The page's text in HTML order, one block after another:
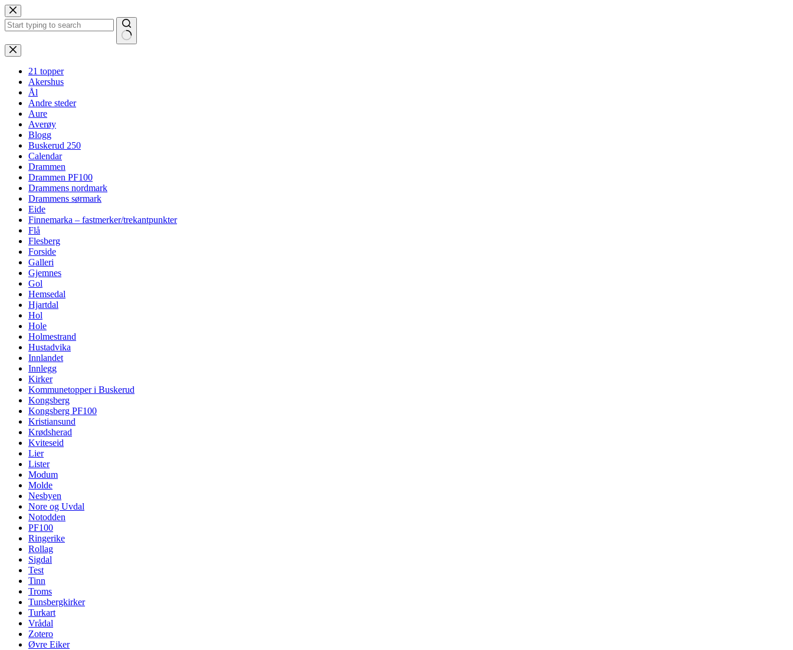
Hopp
til
innholdet
Ingen
resultater
21 topper
Akershus
Ål
Andre steder
Aure
Averøy
Blogg
Buskerud 250
Calendar
Drammen
Drammen PF100
Drammens nordmark
Drammens sørmark
Eide
Finnemarka – fastmerker/trekantpunkter
Flå
Flesberg
Forside
Galleri
Gjemnes
Gol
Hemsedal
Hjartdal
Hol
Hole
Holmestrand
Hustadvika
Innlandet
Innlegg
Kirker
Kommunetopper i Buskerud
Kongsberg
Kongsberg PF100
Kristiansund
Krødsherad
Kviteseid
Lier
Lister
Modum
Molde
Nesbyen
Nore og Uvdal
Notodden
PF100
Ringerike
Rollag
Sigdal
Test
Tinn
Troms
Tunsbergkirker
Turkart
Vrådal
Zotero
Øvre Eiker